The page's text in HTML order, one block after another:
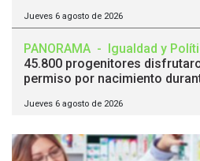
Jueves 6 agosto de 2026
PANORAMA - Igualdad y
45.800 progenitores
permiso por nacimiento
Jueves 6 agosto de 2026